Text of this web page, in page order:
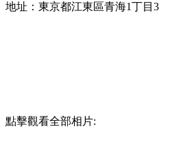
地址：東京都江東區青海1丁目3
點擊觀看全部相片: